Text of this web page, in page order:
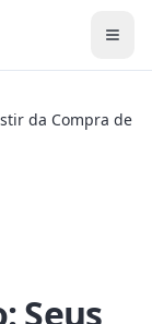
da Compra de
Seus